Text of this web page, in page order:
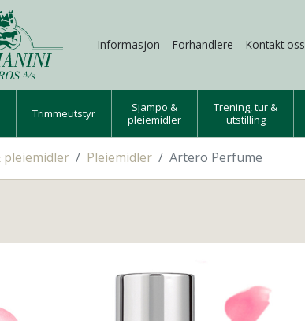
Informasjon Forhandlere Kontakt oss
Trimmeutstyr
Sjampo &
pleiemidler
Trening, tur &
utstilling
pleiemidler Pleiemidler Artero Perfume